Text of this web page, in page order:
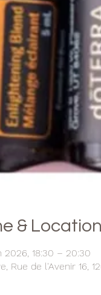
& Location
2026, 18:30 – 20:30
Rue de l'Avenir 16,